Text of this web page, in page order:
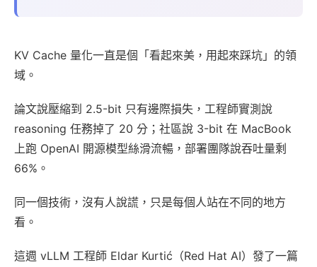
KV Cache 量化一直是個「看起來美，用起來踩坑」的領
域。
論文說壓縮到 2.5-bit 只有邊際損失，工程師實測說
reasoning 任務掉了 20 分；社區說 3-bit 在 MacBook
上跑 OpenAI 開源模型絲滑流暢，部署團隊說吞吐量剩
66%。
同一個技術，沒有人說謊，只是每個人站在不同的地方
看。
這週 vLLM 工程師 Eldar Kurtić（Red Hat AI）發了一篇